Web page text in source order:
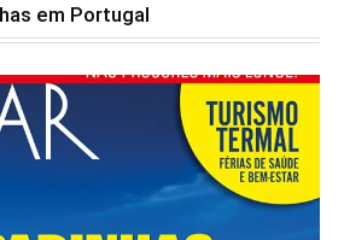
em Portugal